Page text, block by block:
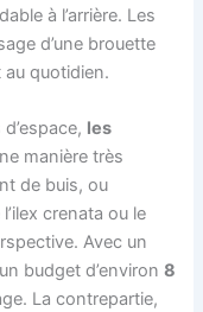
à l’arrière. Les
d’une brouette
au quotidien.
les
manière très
de buis, ou
crenata ou le
Avec un
budget d’environ8
La contrepartie,